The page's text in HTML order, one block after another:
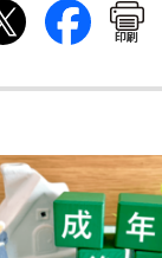
印刷